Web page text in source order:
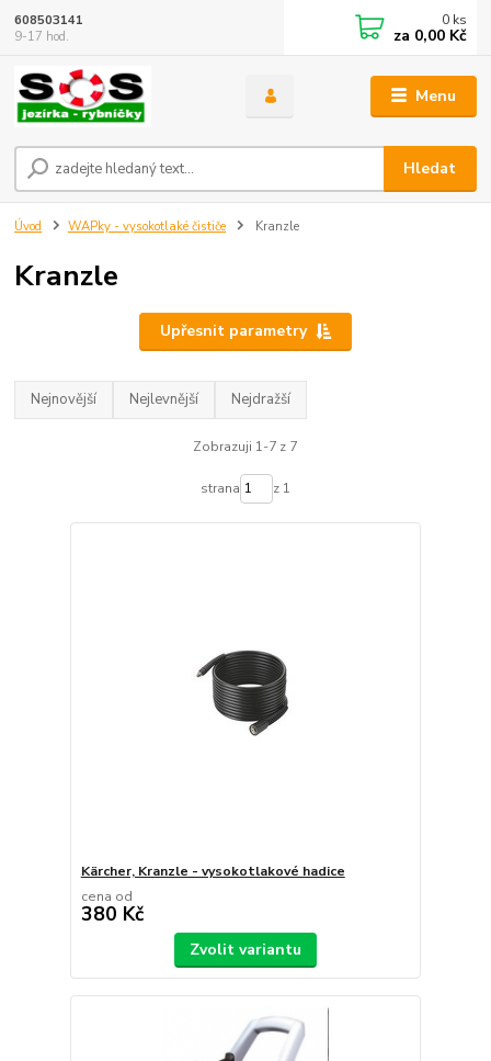
Menu
Hledat
608503141
9-17 hod.
0 ks
za 0,00 Kč
Úvod WAPky - vysokotlaké čističe Kranzle
Kranzle
Upřesnit parametry
Nejnovější Nejlevnější Nejdražší
Zobrazuji 1-7 z 7
strana z 1
Kärcher, Kranzle - vysokotlakové hadice
cena od
380 Kč
Zvolit variantu